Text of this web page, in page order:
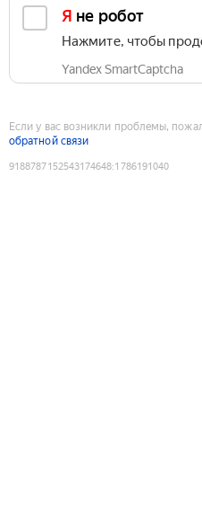
Я не робот
Нажмите, чтобы
Yandex SmartCaptcha
Если у вас возникли проблемы,
обратной связи
9188787152543174648:1786191040